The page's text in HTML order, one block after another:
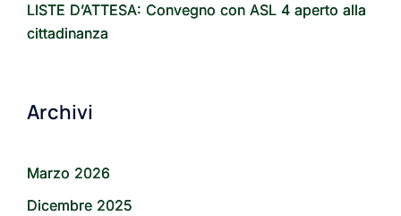
LISTE D’ATTESA: Convegno con ASL 4 aperto alla
cittadinanza
Archivi
Marzo 2026
Dicembre 2025